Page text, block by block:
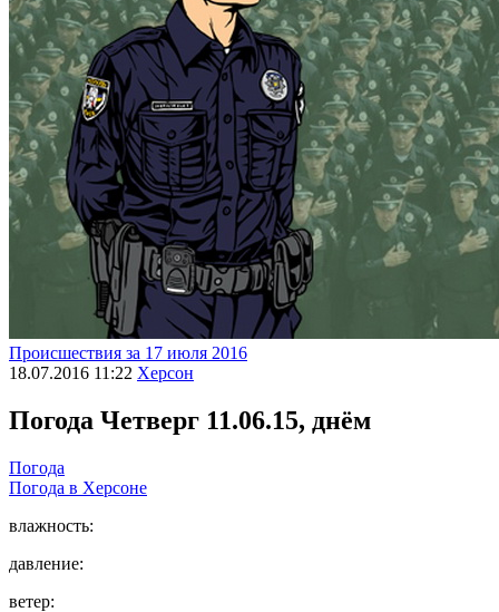
Происшествия за 17 июля 2016
18.07.2016 11:22 Херсон
Погода Четверг 11.06.15, днём
Погода
Погода в Херсоне
влажность:
давление:
ветер: